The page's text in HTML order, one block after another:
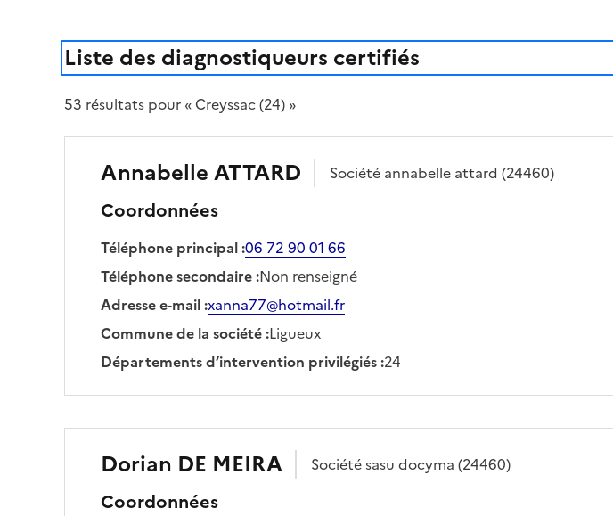
Liste des diagnostiqueurs certifiés
53 résultats pour « Creyssac (24) »
AnnabelleATTARD Société annabelle attard (24460)
Coordonnées
Téléphone principal:06 72 90 01 66
Téléphone secondaire:Non renseigné
Adresse e-mail:xanna77@hotmail.fr
Commune de la société:Ligueux
Départements d’intervention privilégiés:24
Dorian DE MEIRA Sociétésasu docyma (24460)
Coordonnées